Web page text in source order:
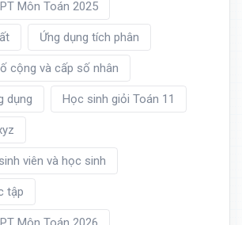
Môn Toán 2025
Ứng dụng tích phân
cộng và cấp số nhân
dụng Học sinh giỏi Toán 11
viên và học sinh
tập